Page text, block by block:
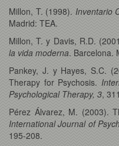
Millon, T. (1998). Inventario
Madrid: TEA.
Millon, T. y Davis, R.D.
la vida moderna. Barcelona.
Pankey, J. y Hayes, S.C.
Therapy for Psychosis.
Psychological Therapy, 3,
Pérez Álvarez, M. (2003).
International Journal of
195-208.